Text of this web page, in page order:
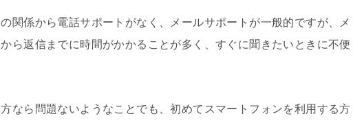
関係から電話サポートがなく、メールサポートが一般的ですが、メ
ら返信までに時間がかかることが多く、すぐに聞きたいときに不便
なら問題ないようなことでも、初めてスマートフォンを利用する方